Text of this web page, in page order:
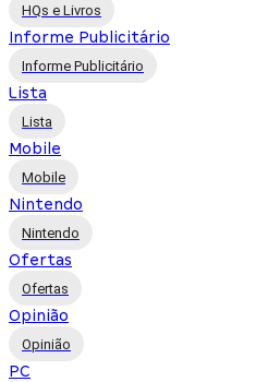
HQs e Livros
Informe Publicitário
Informe Publicitário
Lista
Lista
Mobile
Mobile
Nintendo
Nintendo
Ofertas
Ofertas
Opinião
Opinião
PC